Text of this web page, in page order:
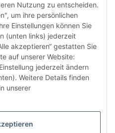
Nutzung zu entscheiden.
um ihre persönlichen
Einstellungen können Sie
(unten links) jederzeit
akzeptieren“ gestatten Sie
auf unserer Website:
jederzeit ändern
Weitere Details finden
unserer